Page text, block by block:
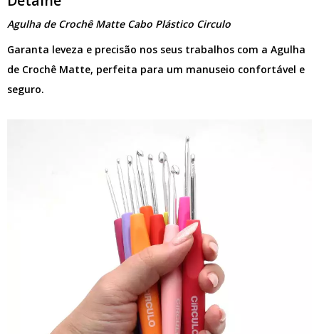
Agulha de Crochê Matte Cabo Plástico Circulo
Garanta leveza e precisão nos seus trabalhos com a Agulha
de Crochê Matte, perfeita para um manuseio confortável e
seguro.